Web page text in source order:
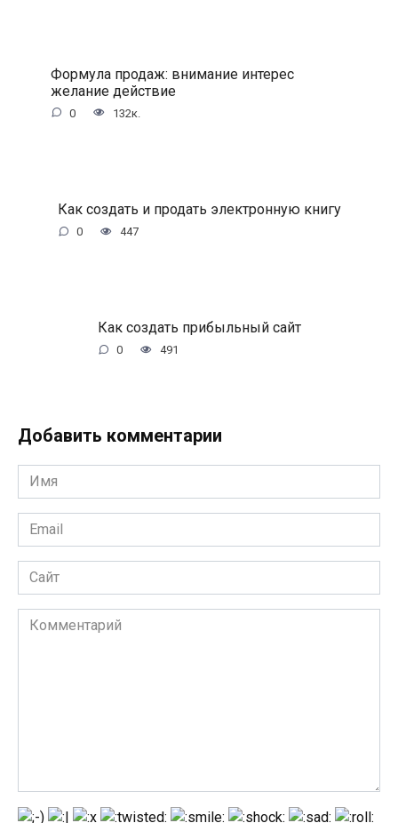
Формула продаж: внимание интерес
желание действие
0 132к.
Как создать и продать электронную книгу
0 447
Как создать прибыльный сайт
0 491
Добавить комментарии
Имя
*
Email
*
Сайт
Комментарий